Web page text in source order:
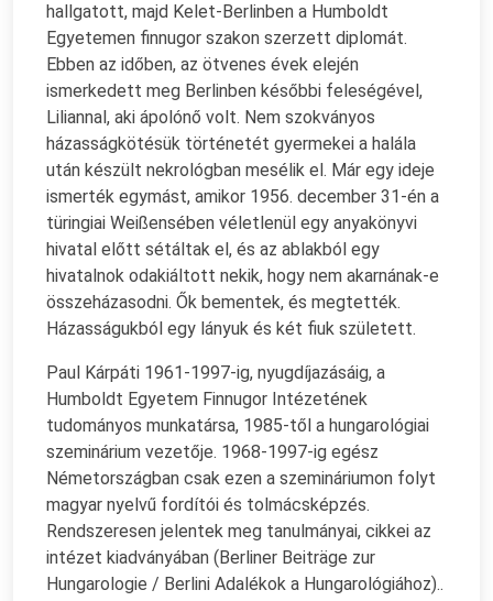
hallgatott, majd Kelet-Berlinben a Humboldt
Egyetemen finnugor szakon szerzett diplomát.
Ebben az időben, az ötvenes évek elején
ismerkedett meg Berlinben későbbi feleségével,
Liliannal, aki ápolónő volt. Nem szokványos
házasságkötésük történetét gyermekei a halála
után készült nekrológban mesélik el. Már egy ideje
ismerték egymást, amikor 1956. december 31-én a
türingiai Weißensében véletlenül egy anyakönyvi
hivatal előtt sétáltak el, és az ablakból egy
hivatalnok odakiáltott nekik, hogy nem akarnának-e
összeházasodni. Ők bementek, és megtették.
Házasságukból egy lányuk és két fiuk született.
Paul Kárpáti 1961-1997-ig, nyugdíjazásáig, a
Humboldt Egyetem Finnugor Intézetének
tudományos munkatársa, 1985-től a hungarológiai
szeminárium vezetője. 1968-1997-ig egész
Németországban csak ezen a szemináriumon folyt
magyar nyelvű fordítói és tolmácsképzés.
Rendszeresen jelentek meg tanulmányai, cikkei az
intézet kiadványában (Berliner Beiträge zur
Hungarologie / Berlini Adalékok a Hungarológiához)..